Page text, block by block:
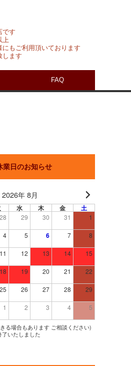
FAQ
です
上
もご利用頂いております
します
業日のお知らせ
2026年 8月
水 木 金 土
28 29 30 31 1
4 5 6 7 8
11 12 13 14 15
18 19 20 21 22
25 26 27 28 29
1 2 3 4 5
る場合もあります ご相談ください)
了いたしました